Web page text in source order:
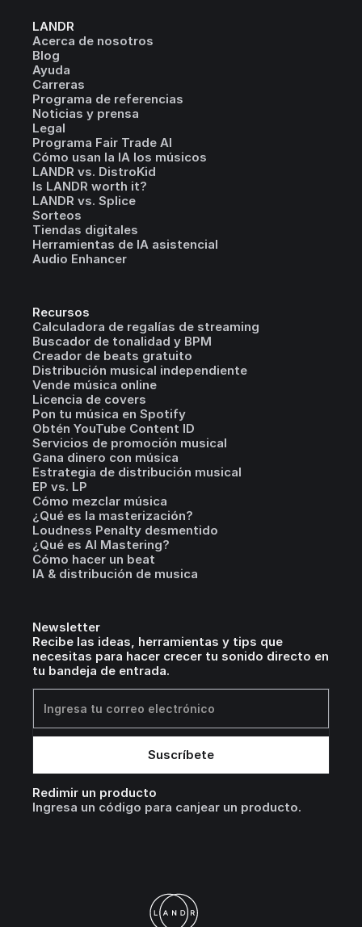
LANDR
Acerca de nosotros
Blog
Ayuda
Carreras
Programa de referencias
Noticias y prensa
Legal
Programa Fair Trade AI
Cómo usan la IA los músicos
LANDR vs. DistroKid
Is LANDR worth it?
LANDR vs. Splice
Sorteos
Tiendas digitales
Herramientas de IA asistencial
Audio Enhancer
Recursos
Calculadora de regalías de streaming
Buscador de tonalidad y BPM
Creador de beats gratuito
Distribución musical independiente
Vende música online
Licencia de covers
Pon tu música en Spotify
Obtén YouTube Content ID
Servicios de promoción musical
Gana dinero con música
Estrategia de distribución musical
EP vs. LP
Cómo mezclar música
¿Qué es la masterización?
Loudness Penalty desmentido
¿Qué es AI Mastering?
Cómo hacer un beat
IA & distribución de musica
Newsletter
Recibe las ideas, herramientas y tips que
necesitas para hacer crecer tu sonido directo en
tu bandeja de entrada.
Redimir un producto
Ingresa un código para canjear un producto.